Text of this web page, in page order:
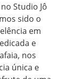
Studio Jô
sido o
em
e
nos
única e